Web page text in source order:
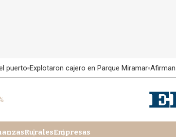
puerto Explotaron cajero en Parque Miramar
RuralesEmpresas